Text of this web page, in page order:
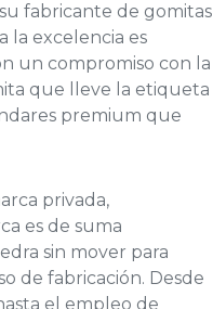
fabricante de gomitas
la excelencia es
un compromiso con la
que lleve la etiqueta
premium que
privada,
es de suma
sin mover para
de fabricación. Desde
el empleo de